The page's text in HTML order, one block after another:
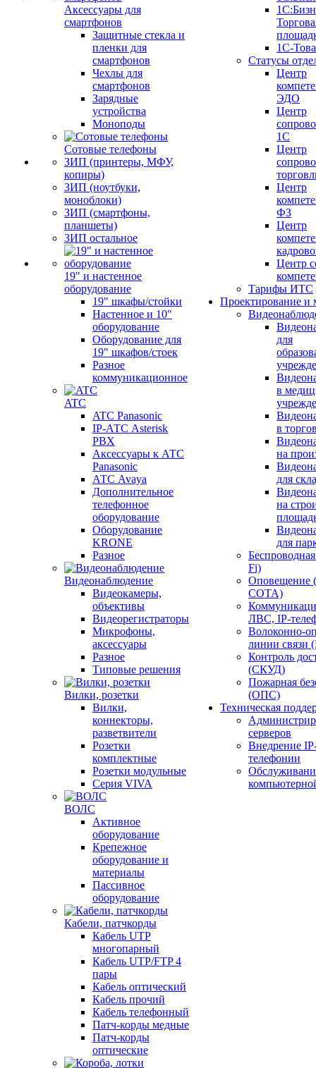
Аксессуары для
смартфонов
Защитные стекла и
пленки для
смартфонов
Чехлы для
смартфонов
Зарядные
устройства
Моноподы
Сотовые телефоны
ЗИП (принтеры, МФУ,
копиры)
ЗИП (ноутбуки,
моноблоки)
ЗИП (смартфоны,
планшеты)
ЗИП остальное
19" и настенное
оборудование
19" шкафы/стойки
Настенное и 10"
оборудование
Оборудование для
19" шкафов/стоек
Разное
коммуникационное
ATC
ATC Panasonic
IP-АТС Asterisk
PBX
Аксессуары к АТС
Panasonic
АТС Avaya
Дополнительное
телефонное
оборудование
Оборудование
KRONE
Разное
Видеонаблюдение
Видеокамеры,
объективы
Видеорегистраторы
Микрофоны,
аксессуары
Разное
Типовые решения
Вилки, розетки
Вилки,
коннекторы,
разветвители
Розетки
комплектные
Розетки модульные
Серия VIVA
ВОЛС
Активное
оборудование
Крепежное
оборудование и
материалы
Пассивное
оборудование
Кабели, патчкорды
Кабель UTP
многопарный
Кабель UTP/FTP 4
пары
Кабель оптический
Кабель прочий
Кабель телефонный
Патч-корды медные
Патч-корды
оптические
1С-
Статусы
Центр
ЭДО
Центр
1С
Центр
Центр
ФЗ
Центр
Центр
Тарифы ИТС
Проектирование и
для
в
в
на
для
на
для
Fi)
СОТА)
ЛВС, IP-
Волоконно-
линии
Контроль
(СКУД)
Пожарная
(ОПС)
Техническая
серверов
Внедрение
телефонии